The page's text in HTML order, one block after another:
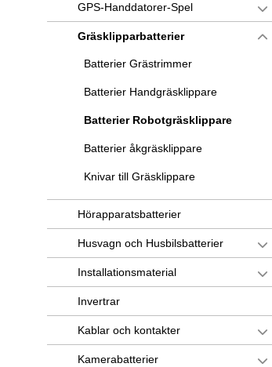
GPS-Handdatorer-Spel
Gräsklipparbatterier
Batterier Grästrimmer
Batterier Handgräsklippare
Batterier Robotgräsklippare
Batterier åkgräsklippare
Knivar till Gräsklippare
Hörapparatsbatterier
Husvagn och Husbilsbatterier
Installationsmaterial
Invertrar
Kablar och kontakter
Kamerabatterier